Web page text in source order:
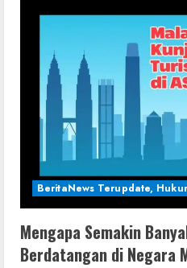
BeritaNews Terupdate,
Mengapa Semakin
Berdatangan di Negara